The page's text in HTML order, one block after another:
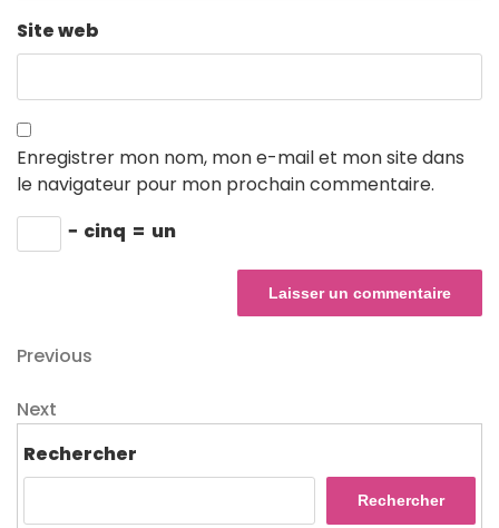
Site web
Enregistrer mon nom, mon e-mail et mon site dans
le navigateur pour mon prochain commentaire.
− cinq = un
Navigation
de
l’article
Previous
Previous
Next
Next
Rechercher
Rechercher